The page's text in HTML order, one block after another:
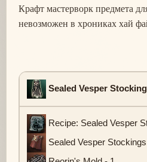
Крафт мастерворк предмета
невозможен в хрониках хай
Sealed Vesper
Recipe: Sealed Vesper
Sealed Vesper